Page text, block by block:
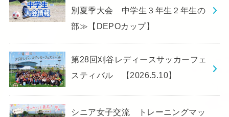
別夏季大会 中学生３年生２年生の
部≫【DEPOカップ】
第28回刈谷レディースサッカーフェ
スティバル 【2026.5.10】
シニア女子交流 トレーニングマッ